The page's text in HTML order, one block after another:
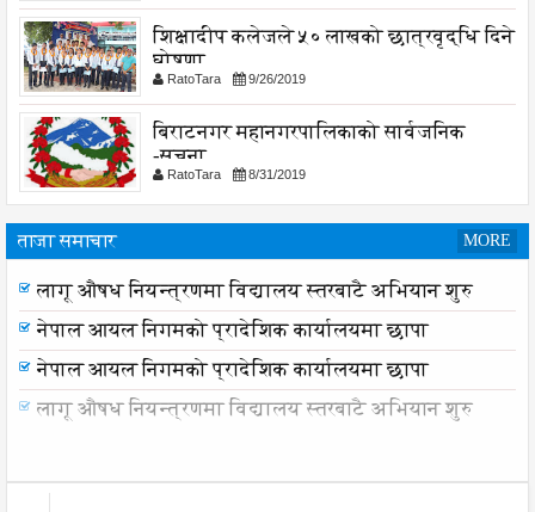
शिक्षादीप कलेजले ५० लाखको छात्रवृद्धि दिने
घोषणा
RatoTara 9/26/2019
बिराटनगर महानगरपालिकाको सार्वजनिक
-सुचना
RatoTara 8/31/2019
ताजा समाचार MORE
समयमै सार्वजनिक भयो विराटनगर महानगरको बजेट पुस्तिका,
कार्यान्वयन प्रक्रिया पनि सुरु
लागू औषध नियन्त्रणमा विद्यालय स्तरबाटै अभियान शुरु
नेपाल आयल निगमको प्रादेशिक कार्यालयमा छापा
नेपाल आयल निगमको प्रादेशिक कार्यालयमा छापा
लागू औषध नियन्त्रणमा विद्यालय स्तरबाटै अभियान शुरु